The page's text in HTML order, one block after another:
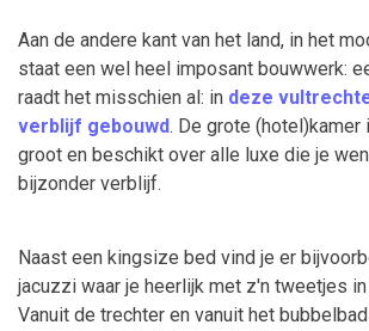
Aan de andere kant van het land, in het
staat een wel heel imposant bouwwerk:
raadt het misschien al: in deze
verblijf gebouwd. De grote (hotel)kamer
groot en beschikt over alle luxe die je
bijzonder verblijf.
Naast een kingsize bed vind je er
jacuzzi waar je heerlijk met z'n tweetjes in
Vanuit de trechter en vanuit het